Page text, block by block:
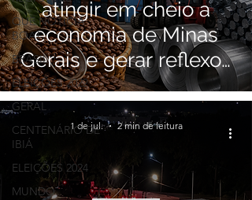
QUE NOTÍCIA
BOA!
BRASIL
ELEIÇÕES 2022
GERAL
CENTENÁRIO DE
IBIÁ
ELEIÇÕES 2024
MUNDO
atingir em cheio a
economia de Minas
Gerais e gerar reflexos
no Alto Paranaíba
1 de jul. 2 min de leitura